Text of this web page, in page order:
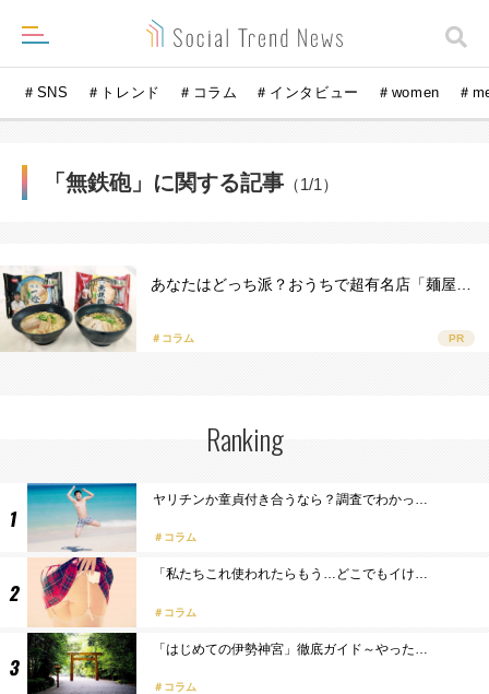
＃SNS ＃トレンド ＃コラム ＃インタビュー ＃women ＃
「無鉄砲」に関する記事 （1/1）
あなたはどっち派？おうちで超有名店「麺屋…
＃コラム PR
Ranking
ヤリチンか童貞付き合うなら？調査でわかっ…
コラム
「私たちこれ使われたらもう…どこでもイけ…
コラム
「はじめての伊勢神宮」徹底ガイド～やった…
コラム